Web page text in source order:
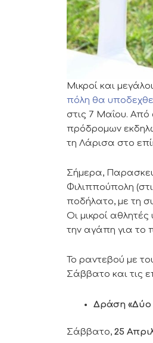
Μικροί και
πόλη θα
στις 7 Μαΐου.
πρόδρομων
τη Λάρισα στο
Σήμερα,
Φιλιππούπολη
ποδήλατο, με τη
Οι μικροί
την αγάπη για το
Το ραντεβού με
Σάββατο και τις
Δράση «Δύο
Σάββατο, 25